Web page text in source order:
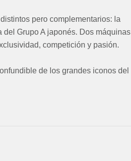
pero complementarios: la
Grupo A japonés. Dos máquinas
competición y pasión.
de los grandes iconos del